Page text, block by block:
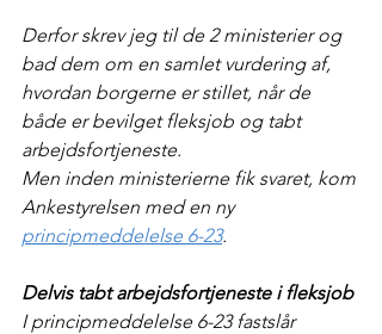
Derfor skrev jeg til de 2 ministerier og
bad dem om en samlet vurdering af,
hvordan borgerne er stillet, når de
både er bevilget fleksjob og tabt
arbejdsfortjeneste.
Men inden ministerierne fik svaret, kom
Ankestyrelsen med en ny
principmeddelelse 6-23.
Delvis tabt arbejdsfortjeneste i fleksjob
I principmeddelelse 6-23 fastslår